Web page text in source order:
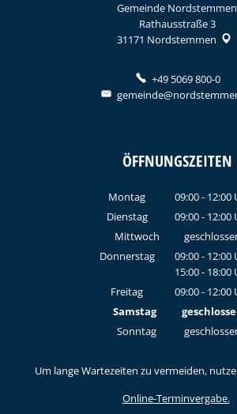
Gemeinde Nordstemmen
Rathausstraße 3
31171 Nordstemmen
+49 5069 800-0
ÖFFNUNGSZEITEN
Montag 09:00- 12:00
Von
Dienstag 09:00- 12:00
Von
Mittwoch
Donnerstag
09:00- 12:00
Von
15:00- 18:00
Von
Freitag 09:00- 12:00
Von
Samstag
Sonntag
Um lange Wartezeiten zu vermeiden,
Online-Terminvergabe.